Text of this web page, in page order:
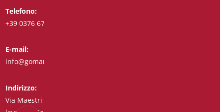
Telefono:
+39 0376 671780
E-mail:
info@goman.it
Indirizzo:
Via Maestri del